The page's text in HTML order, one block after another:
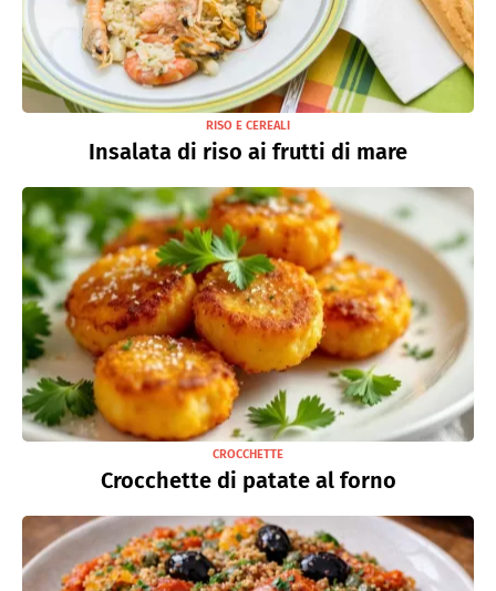
RISO E CEREALI
Insalata di riso ai frutti di mare
CROCCHETTE
Crocchette di patate al forno